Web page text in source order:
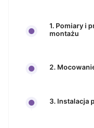
1. Pomiary i
montażu
2.
3. Instalacja